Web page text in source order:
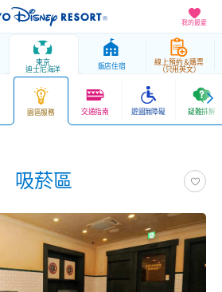
我的最愛
東京
迪士尼海洋
飯店住宿
線上預約＆購票
（只用英文）
園區服務 交通指南 遊園無障礙 疑難排解
吸菸區